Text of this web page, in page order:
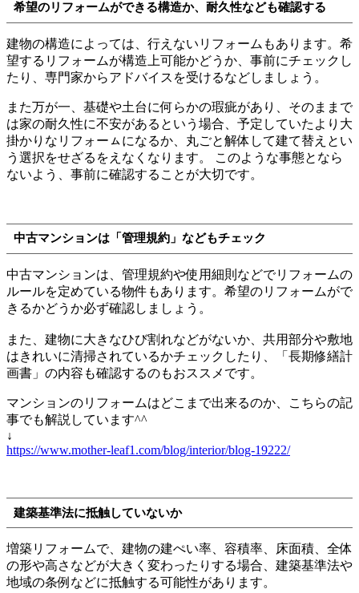
希望のリフォームができる構造か、耐久性なども確認する
建物の構造によっては、行えないリフォームもあります。希
望するリフォームが構造上可能かどうか、事前にチェックし
たり、専門家からアドバイスを受けるなどしましょう。
また万が一、基礎や土台に何らかの瑕疵があり、そのままで
は家の耐久性に不安があるという場合、予定していたより大
掛かりなリフォーㇺになるか、丸ごと解体して建て替えとい
う選択をせざるをえなくなります。 このような事態となら
ないよう、事前に確認することが大切です。
中古マンションは「管理規約」などもチェック
中古マンションは、管理規約や使用細則などでリフォームの
ルールを定めている物件もあります。希望のリフォームがで
きるかどうか必ず確認しましょう。
また、建物に大きなひび割れなどがないか、共用部分や敷地
はきれいに清掃されているかチェックしたり、「長期修繕計
画書」の内容も確認するのもおススメです。
マンションのリフォームはどこまで出来るのか、こちらの記
事でも解説しています^^
↓
https://www.mother-leaf1.com/blog/interior/blog-19222/
建築基準法に抵触していないか
増築リフォームで、建物の建ぺい率、容積率、床面積、全体
の形や高さなどが大きく変わったりする場合、建築基準法や
地域の条例などに抵触する可能性があります。